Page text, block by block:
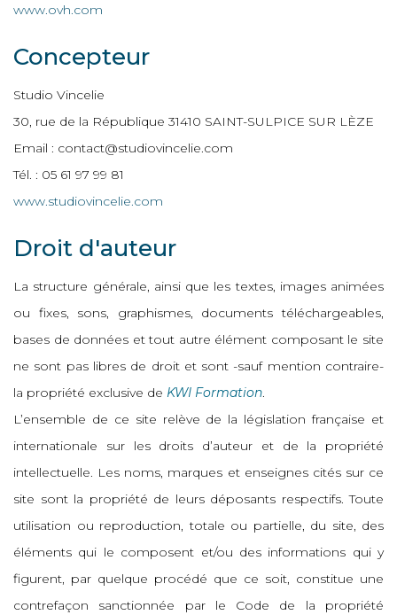
www.ovh.com
Concepteur
Studio Vincelie
30, rue de la République 31410 SAINT-SULPICE SUR LÈZE
Email : contact@studiovincelie.com
Tél. : 05 61 97 99 81
www.studiovincelie.com
Droit d'auteur
La structure générale, ainsi que les textes, images animées
ou fixes, sons, graphismes, documents téléchargeables,
bases de données et tout autre élément composant le site
ne sont pas libres de droit et sont -sauf mention contraire-
la propriété exclusive de KWI Formation.
L’ensemble de ce site relève de la législation française et
internationale sur les droits d’auteur et de la propriété
intellectuelle. Les noms, marques et enseignes cités sur ce
site sont la propriété de leurs déposants respectifs. Toute
utilisation ou reproduction, totale ou partielle, du site, des
éléments qui le composent et/ou des informations qui y
figurent, par quelque procédé que ce soit, constitue une
contrefaçon sanctionnée par le Code de la propriété